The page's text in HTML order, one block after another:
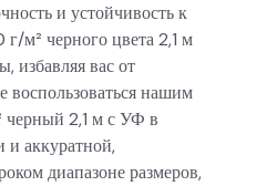
и устойчивость к
м² черного цвета 2,1 м
избавляя вас от
воспользоваться нашим
черный 2,1 м с УФ в
и аккуратной,
диапазоне размеров,